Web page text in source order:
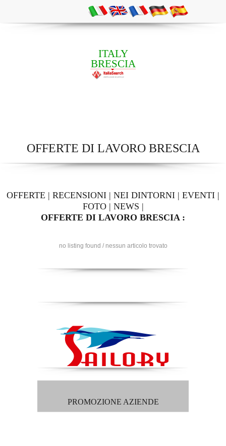
ITALY
BRESCIA
OFFERTE DI LAVORO BRESCIA
OFFERTE | RECENSIONI | NEI DINTORNI | EVENTI |
FOTO| NEWS |
OFFERTE DI LAVORO BRESCIA :
no listing found / nessun articolo trovato
PROMOZIONE AZIENDE